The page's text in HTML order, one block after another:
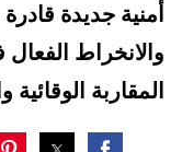
أمنية جديدة
والانخراط
المقاربة